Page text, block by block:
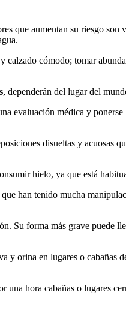
que aumentan su riesgo son
calzado cómodo; tomar
, dependerán del lugar del
evaluación médica y ponerse
disueltas y acuosas
hielo, ya que está
han tenido mucha
Su forma más grave puede
y orina en lugares o cabañas
una hora cabañas o lugares